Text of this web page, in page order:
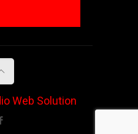
Web Solution